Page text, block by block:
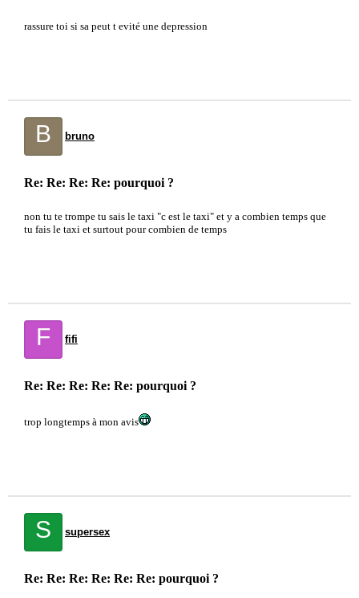
rassure toi si sa peut t evité une depression
B bruno
Re: Re: Re: Re: pourquoi ?
non tu te trompe tu sais le taxi "c est le taxi" et y a combien temps que
tu fais le taxi et surtout pour combien de temps
F fifi
Re: Re: Re: Re: Re: pourquoi ?
trop longtemps à mon avis
S supersex
Re: Re: Re: Re: Re: Re: pourquoi ?